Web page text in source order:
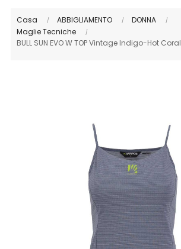
Casa ABBIGLIAMENTO
DONNA
Maglie Tecniche
BULL SUN EVO W TOP Vintage Indigo-Hot Coral